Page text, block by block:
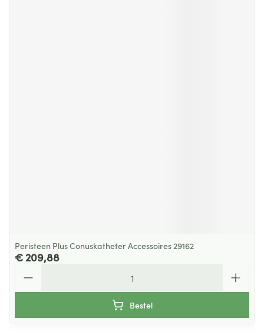
Peristeen Plus Conuskatheter Accessoires 29162
€ 209,88
Bestel